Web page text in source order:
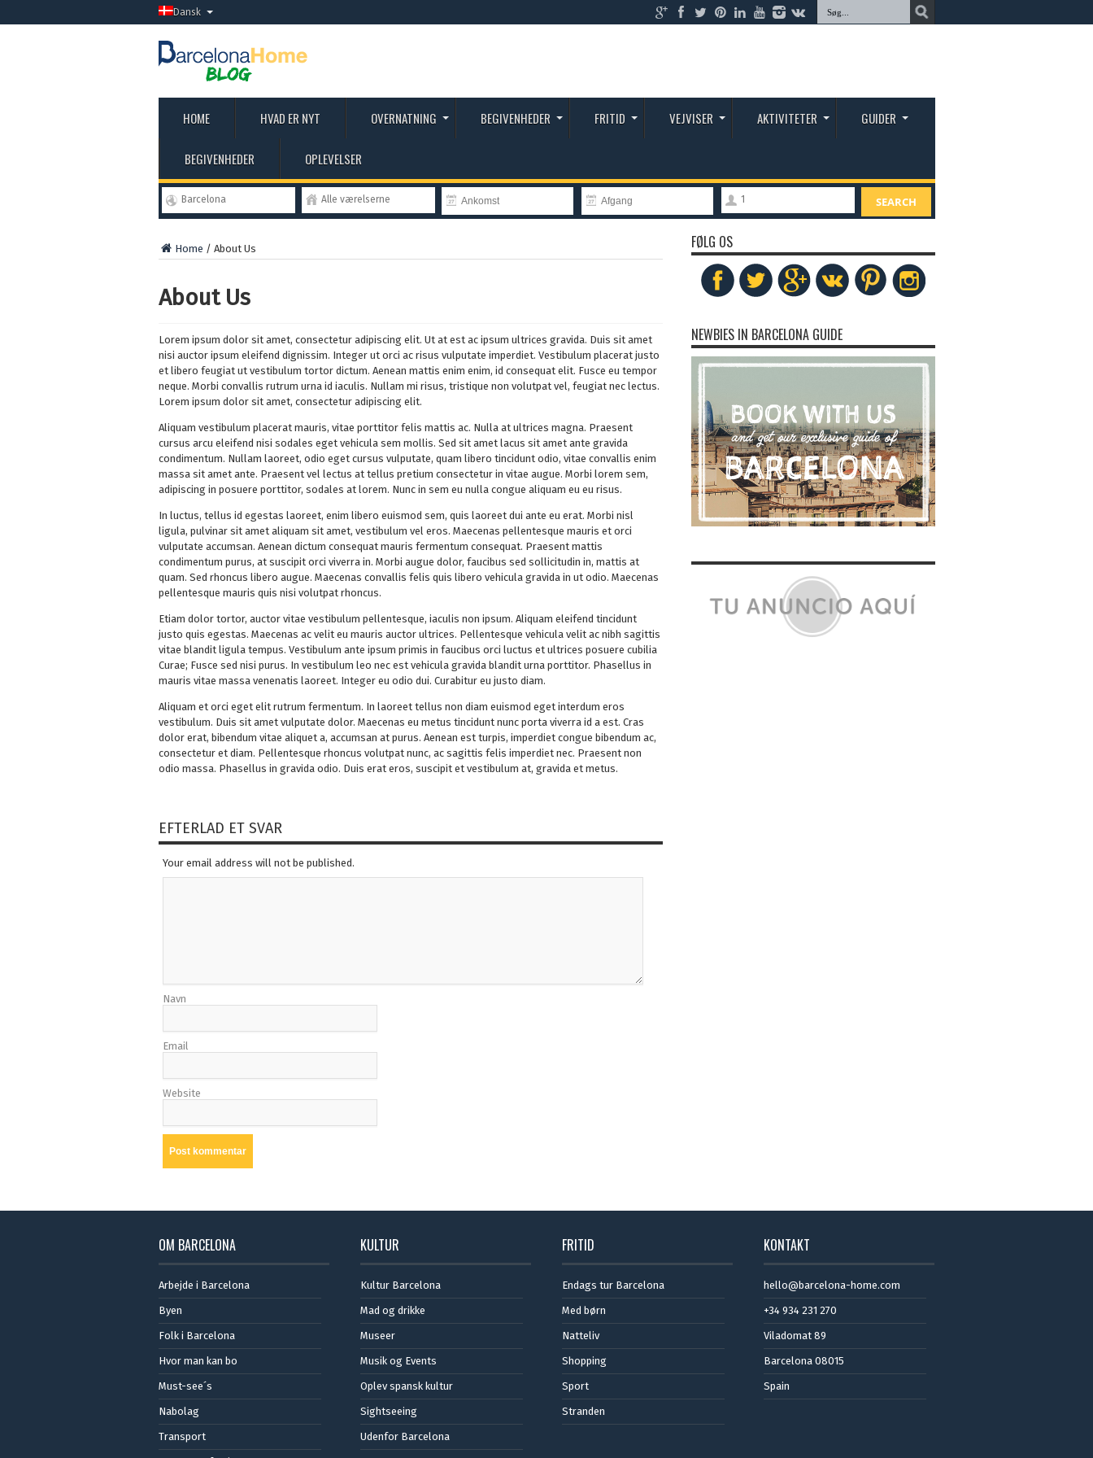
Dansk
HOME HVAD ER NYT OVERNATNING BEGIVENHEDER FRITID VEJVISER AKTIVITETER GUIDER
BEGIVENHEDER OPLEVELSER
Barcelona Alle værelserne 1 SEARCH
Home / About Us
About Us
Lorem ipsum dolor sit amet, consectetur adipiscing elit. Ut at est ac ipsum ultrices gravida. Duis sit amet
nisi auctor ipsum eleifend dignissim. Integer ut orci ac risus vulputate imperdiet. Vestibulum placerat justo
et libero feugiat ut vestibulum tortor dictum. Aenean mattis enim enim, id consequat elit. Fusce eu tempor
neque. Morbi convallis rutrum urna id iaculis. Nullam mi risus, tristique non volutpat vel, feugiat nec lectus.
Lorem ipsum dolor sit amet, consectetur adipiscing elit.
Aliquam vestibulum placerat mauris, vitae porttitor felis mattis ac. Nulla at ultrices magna. Praesent
cursus arcu eleifend nisi sodales eget vehicula sem mollis. Sed sit amet lacus sit amet ante gravida
condimentum. Nullam laoreet, odio eget cursus vulputate, quam libero tincidunt odio, vitae convallis enim
massa sit amet ante. Praesent vel lectus at tellus pretium consectetur in vitae augue. Morbi lorem sem,
adipiscing in posuere porttitor, sodales at lorem. Nunc in sem eu nulla congue aliquam eu eu risus.
In luctus, tellus id egestas laoreet, enim libero euismod sem, quis laoreet dui ante eu erat. Morbi nisl
ligula, pulvinar sit amet aliquam sit amet, vestibulum vel eros. Maecenas pellentesque mauris et orci
vulputate accumsan. Aenean dictum consequat mauris fermentum consequat. Praesent mattis
condimentum purus, at suscipit orci viverra in. Morbi augue dolor, faucibus sed sollicitudin in, mattis at
quam. Sed rhoncus libero augue. Maecenas convallis felis quis libero vehicula gravida in ut odio. Maecenas
pellentesque mauris quis nisi volutpat rhoncus.
Etiam dolor tortor, auctor vitae vestibulum pellentesque, iaculis non ipsum. Aliquam eleifend tincidunt
justo quis egestas. Maecenas ac velit eu mauris auctor ultrices. Pellentesque vehicula velit ac nibh sagittis
vitae blandit ligula tempus. Vestibulum ante ipsum primis in faucibus orci luctus et ultrices posuere cubilia
Curae; Fusce sed nisi purus. In vestibulum leo nec est vehicula gravida blandit urna porttitor. Phasellus in
mauris vitae massa venenatis laoreet. Integer eu odio dui. Curabitur eu justo diam.
Aliquam et orci eget elit rutrum fermentum. In laoreet tellus non diam euismod eget interdum eros
vestibulum. Duis sit amet vulputate dolor. Maecenas eu metus tincidunt nunc porta viverra id a est. Cras
dolor erat, bibendum vitae aliquet a, accumsan at purus. Aenean est turpis, imperdiet congue bibendum ac,
consectetur et diam. Pellentesque rhoncus volutpat nunc, ac sagittis felis imperdiet nec. Praesent non
odio massa. Phasellus in gravida odio. Duis erat eros, suscipit et vestibulum at, gravida et metus.
EFTERLAD ET SVAR
Your email address will not be published.
Navn
Email
Website
FØLG OS
NEWBIES IN BARCELONA GUIDE
OM BARCELONA
Arbejde i Barcelona
Byen
Folk i Barcelona
Hvor man kan bo
Must-see´s
Nabolag
Transport
KULTUR
Kultur Barcelona
Mad og drikke
Museer
Musik og Events
Oplev spansk kultur
Sightseeing
Udenfor Barcelona
FRITID
Endags tur Barcelona
Med børn
Natteliv
Shopping
Sport
Stranden
KONTAKT
hello@barcelona-home.com
+34 934 231 270
Viladomat 89
Barcelona 08015
Spain